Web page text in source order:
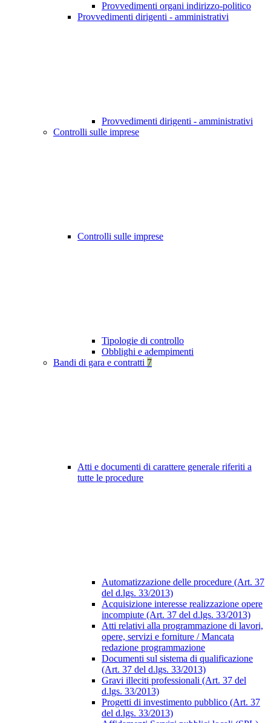
Provvedimenti organi indirizzo-politico
Provvedimenti dirigenti - amministrativi
Provvedimenti dirigenti - amministrativi
Controlli sulle imprese
Controlli sulle imprese
Tipologie di controllo
Obblighi e adempimenti
Bandi di gara e contratti 7
Atti e documenti di carattere generale riferiti a
tutte le procedure
Automatizzazione delle procedure (Art. 37
del d.lgs. 33/2013)
Acquisizione interesse realizzazione opere
incompiute (Art. 37 del d.lgs. 33/2013)
Atti relativi alla programmazione di lavori,
opere, servizi e forniture / Mancata
redazione programmazione
Documenti sul sistema di qualificazione
(Art. 37 del d.lgs. 33/2013)
Gravi illeciti professionali (Art. 37 del
d.lgs. 33/2013)
Progetti di investimento pubblico (Art. 37
del d.lgs. 33/2013)